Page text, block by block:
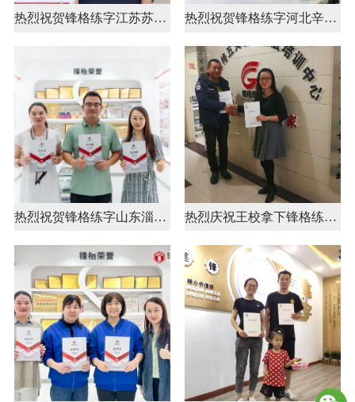
热烈祝贺锋格练字江苏苏州常熟市校区成立 热烈祝贺锋格练字河北辛集校区成立！
热烈祝贺锋格练字山东淄博周村校区成立！ 热烈庆祝王校拿下锋格练字乌鲁木齐幸福路分校